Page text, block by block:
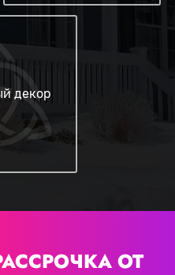
декор
ОТ